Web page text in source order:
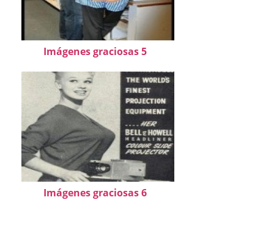
Imágenes graciosas 5
Imágenes graciosas 6